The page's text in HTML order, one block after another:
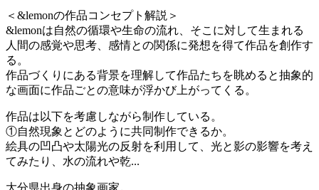
＜&lemonの作品コンセプト解説＞
&lemonは自然の循環や生命の流れ、そこに対して生まれる
人間の感覚や思考、感情との関係に発想を得て作品を創作す
る。
作品づくりにある背景を理解して作品たちを眺めると抽象的
な画面に作品ごとの意味が浮かび上がってくる。
作品は以下を考慮しながら制作している。
①自然現象とどのように共同制作できるか。
絵具の凹凸や太陽光の反射を利用して、光と影の影響を考え
てみたり、水の流れや乾...
大分県出身の抽象画家。